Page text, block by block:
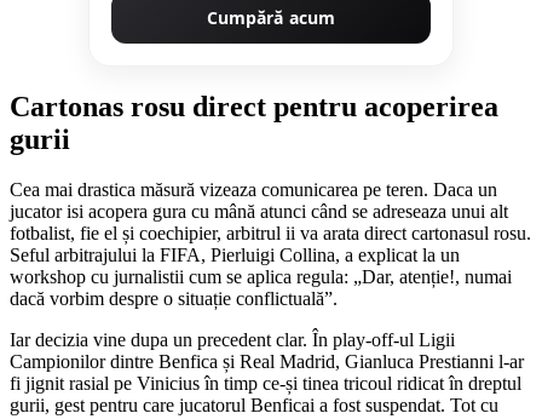
Cumpără acum
Cartonas rosu direct pentru acoperirea
gurii
Cea mai drastica măsură vizeaza comunicarea pe teren. Daca un
jucator isi acopera gura cu mână atunci când se adreseaza unui alt
fotbalist, fie el și coechipier, arbitrul ii va arata direct cartonasul rosu.
Seful arbitrajului la FIFA, Pierluigi Collina, a explicat la un
workshop cu jurnalistii cum se aplica regula: „Dar, atenție!, numai
dacă vorbim despre o situație conflictuală”.
Iar decizia vine dupa un precedent clar. În play-off-ul Ligii
Campionilor dintre Benfica și Real Madrid, Gianluca Prestianni l-ar
fi jignit rasial pe Vinicius în timp ce-și tinea tricoul ridicat în dreptul
gurii, gest pentru care jucatorul Benficai a fost suspendat. Tot cu